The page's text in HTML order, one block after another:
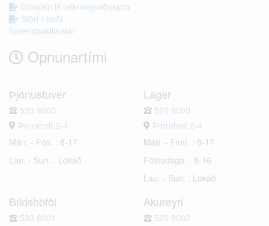
Umsókn til reikningsviðskipta
Störf í boði
Notendaskilmálar
Opnunartími
Þjónustuver
520 8000
Þorraholt 2-4
Mán. - Fös. : 8-17
Lau. - Sun. : Lokað
Lager
520 8000
Þorraholt 2-4
Mán. - Fimt. : 8-17
Föstudaga. : 8-16
Lau. - Sun. : Lokað
Bíldshöfði
520 8001
Akureyri
520 8002